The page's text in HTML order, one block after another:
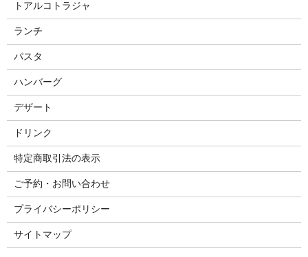
トアルコトラジャ
ランチ
パスタ
ハンバーグ
デザート
ドリンク
特定商取引法の表示
ご予約・お問い合わせ
プライバシーポリシー
サイトマップ